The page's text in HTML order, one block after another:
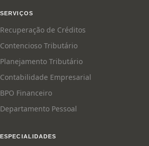
SERVIÇOS
Recuperação de Créditos
Contencioso Tributário
Planejamento Tributário
Contabilidade Empresarial
BPO Financeiro
Departamento Pessoal
ESPECIALIDADES